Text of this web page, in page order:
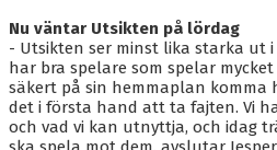
Nu väntar Utsikten på lördag
- Utsikten ser minst lika starka ut i
har bra spelare som spelar
säkert på sin hemmaplan komma
det i första hand att ta fajten. Vi
och vad vi kan utnyttja, och idag